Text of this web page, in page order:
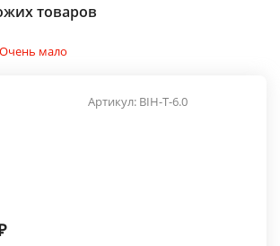
товаров
Очень мало
Артикул: BIH-T-6.0